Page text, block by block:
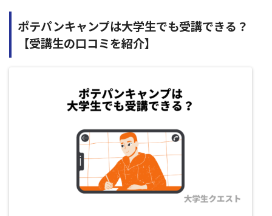
ポテパンキャンプは大学生でも受講できる？
【受講生の口コミを紹介】